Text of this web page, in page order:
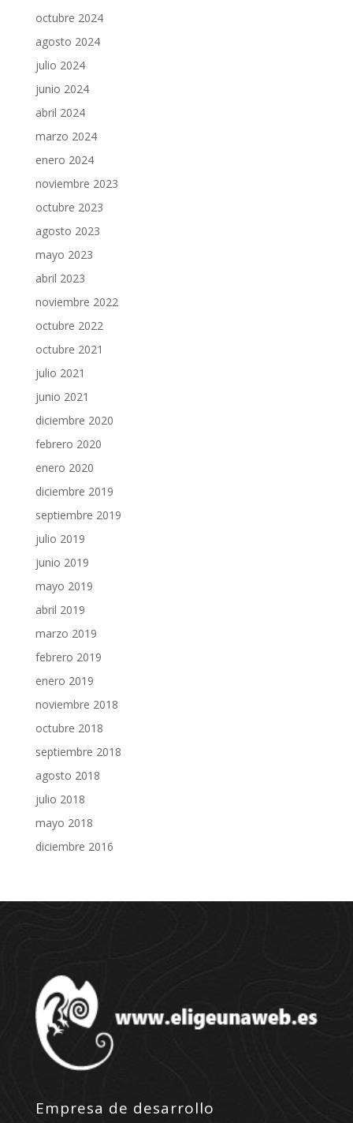
octubre 2024
agosto 2024
julio 2024
junio 2024
abril 2024
marzo 2024
enero 2024
noviembre 2023
octubre 2023
agosto 2023
mayo 2023
abril 2023
noviembre 2022
octubre 2022
octubre 2021
julio 2021
junio 2021
diciembre 2020
febrero 2020
enero 2020
diciembre 2019
septiembre 2019
julio 2019
junio 2019
mayo 2019
abril 2019
marzo 2019
febrero 2019
enero 2019
noviembre 2018
octubre 2018
septiembre 2018
agosto 2018
julio 2018
mayo 2018
diciembre 2016
Empresa de desarrollo